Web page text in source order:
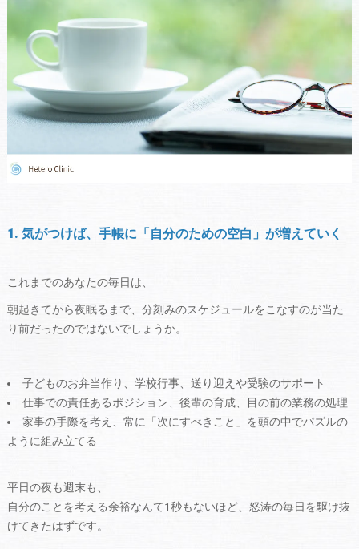
1. 気がつけば、手帳に「自分のための空白」が増えていく
これまでのあなたの毎日は、
朝起きてから夜眠るまで、分刻みのスケジュールをこなすのが当た
り前だったのではないでしょうか。
子どものお弁当作り、学校行事、送り迎えや受験のサポート
仕事での責任あるポジション、後輩の育成、目の前の業務の処理
家事の手際を考え、常に「次にすべきこと」を頭の中でパズルの
ように組み立てる
平日の夜も週末も、
自分のことを考える余裕なんて1秒もないほど、怒涛の毎日を駆け抜
けてきたはずです。